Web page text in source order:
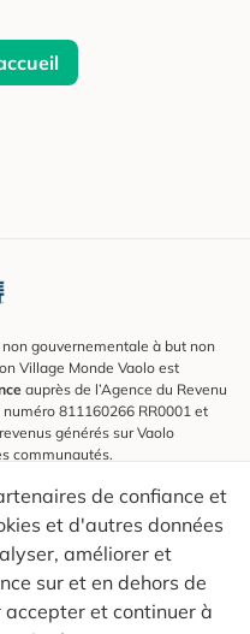
de confiance et
et d'autres données
améliorer et
sur et en dehors de
accepter et continuer à
gouvernementale à but non
Village Monde Vaolo est
auprès de l’Agence du Revenu
811160266 RR0001 et
générés sur Vaolo
communautés.
explorateurs et recevoir des
Envoyer